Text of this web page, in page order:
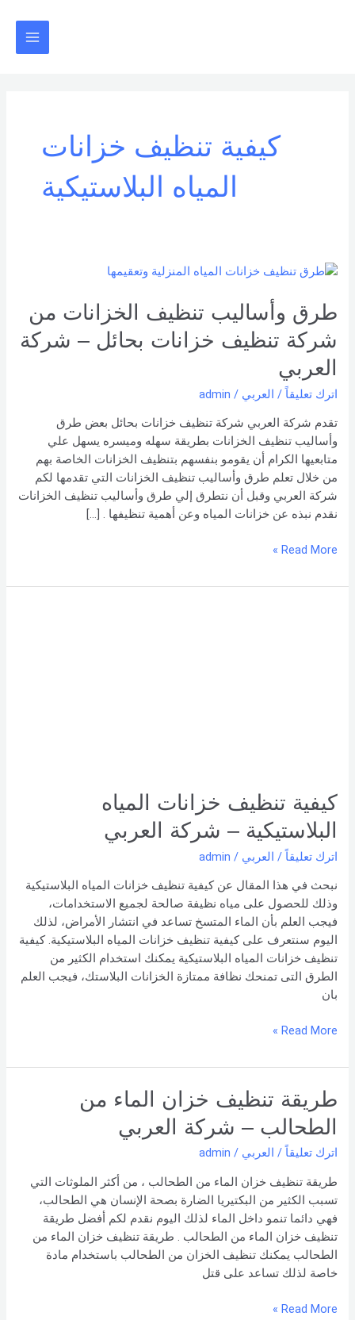
كيفية تنظيف خزانات
المياه البلاستيكية
طرق وأساليب تنظيف الخزانات من
شركة تنظيف خزانات بحائل – شركة
العربي
اترك تعليقاً / العربي /
admin
تقدم شركة العربي شركة تنظيف خزانات بحائل بعض طرق
وأساليب تنظيف الخزانات بطريقة سهله وميسره يسهل علي
متابعيها الكرام أن يقومو بنفسهم بتنظيف الخزانات الخاصة بهم
من خلال تعلم طرق وأساليب تنظيف الخزانات التي تقدمها لكم
شركة العربي وقبل أن نتطرق إلي طرق وأساليب تنظيف الخزانات
نقدم نبذه عن خزانات المياه وعن أهمية تنظيفها . […]
طرق
تنظيف
الخزانات
من
شركة
تنظيف
خزانات
–
شركة
العربي
Read More »
كيفية تنظيف خزانات المياه
البلاستيكية – شركة العربي
اترك تعليقاً / العربي /
admin
نبحث في هذا المقال عن كيفية تنظيف خزانات المياه البلاستيكية
وذلك للحصول على مياه نظيفة صالحة لجميع الاستخدامات،
فيجب العلم بأن الماء المتسخ تساعد في انتشار الأمراض، لذلك
اليوم سنتعرف على كيفية تنظيف خزانات المياه البلاستيكية. كيفية
تنظيف خزانات المياه البلاستيكية يمكنك استخدام الكثير من
الطرق التى تمنحك نظافة ممتازة الخزانات البلاستك، فيجب العلم
بان
Read More »
طريقة تنظيف خزان الماء من
الطحالب – شركة العربي
اترك تعليقاً / العربي /
admin
طريقة تنظيف خزان الماء من الطحالب ، من أكثر الملوثات التي
تسبب الكثير من البكتيريا الضارة بصحة الإنسان هي الطحالب،
فهي دائما تنمو داخل الماء لذلك اليوم نقدم لكم أفضل طريقة
تنظيف خزان الماء من الطحالب . طريقة تنظيف خزان الماء من
الطحالب يمكنك تنظيف الخزان من الطحالب باستخدام مادة
خاصة لذلك تساعد على قتل
طريقة
تنظيف
خزان
الماء
الطحالب
–
شركة
العربي
Read More »